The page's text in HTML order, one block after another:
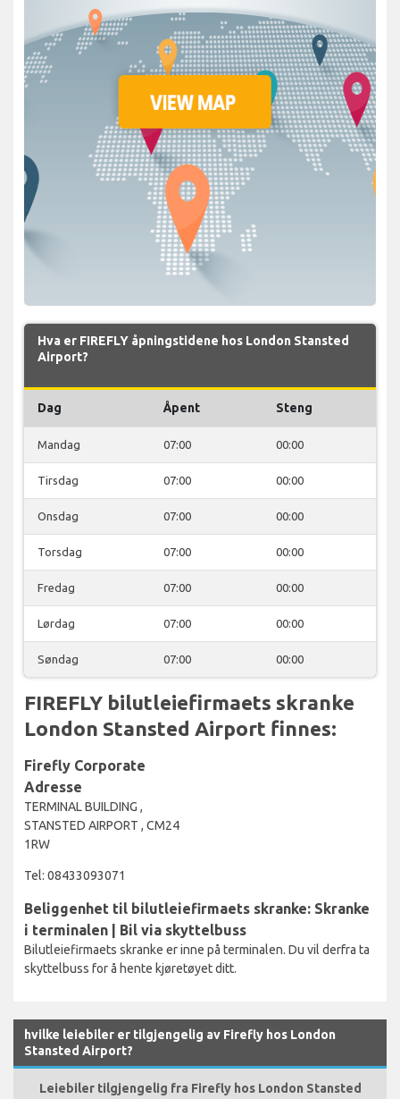
Hva er FIREFLY åpningstidene hos London Stansted
Airport?
Dag Åpent Steng
Mandag 07:00 00:00
Tirsdag 07:00 00:00
Onsdag 07:00 00:00
Torsdag 07:00 00:00
Fredag 07:00 00:00
Lørdag 07:00 00:00
Søndag 07:00 00:00
FIREFLY bilutleiefirmaets skranke
London Stansted Airport finnes:
Firefly Corporate
Adresse
TERMINAL BUILDING ,
STANSTED AIRPORT , CM24
1RW
Tel: 08433093071
Beliggenhet til bilutleiefirmaets skranke: Skranke
i terminalen | Bil via skyttelbuss
Bilutleiefirmaets skranke er inne på terminalen. Du vil derfra ta
skyttelbuss for å hente kjøretøyet ditt.
hvilke leiebiler er tilgjengelig av Firefly hos London
Stansted Airport?
Leiebiler tilgjengelig fra Firefly hos London Stansted